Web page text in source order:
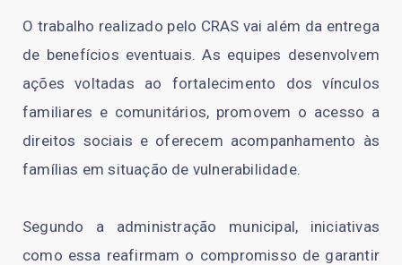
O trabalho realizado pelo CRAS vai além da entrega
de benefícios eventuais. As equipes desenvolvem
ações voltadas ao fortalecimento dos vínculos
familiares e comunitários, promovem o acesso a
direitos sociais e oferecem acompanhamento às
famílias em situação de vulnerabilidade.
Segundo a administração municipal, iniciativas
como essa reafirmam o compromisso de garantir